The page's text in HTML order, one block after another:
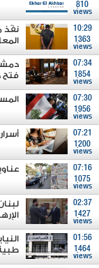
810
views
10:29
1363
views
نفّذ
07:34
1854
views
فتح
07:30
1956
views
07:21
1200
views
أسرار
07:16
1075
views
02:37
1427
views
01:56
1464
views